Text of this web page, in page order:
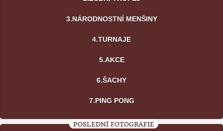
3.NÁRODNOSTNÍ MENŠINY
4.TURNAJE
5.AKCE
6.ŠACHY
7.PING PONG
POSLEDNÍ FOTOGRAFIE